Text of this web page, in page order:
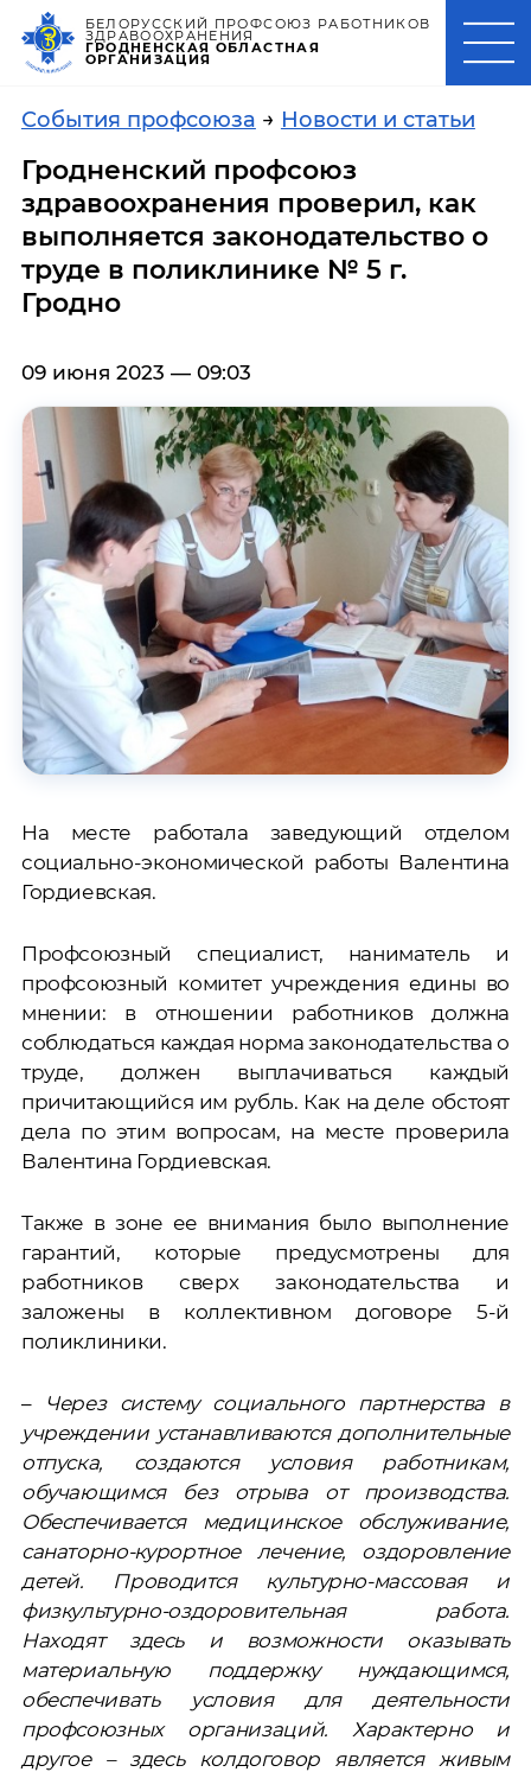
БЕЛОРУССКИЙ ПРОФСОЮЗ РАБОТНИКОВ
ЗДРАВООХРАНЕНИЯ
ГРОДНЕНСКАЯ ОБЛАСТНАЯ
ОРГАНИЗАЦИЯ
События профсоюза → Новости и статьи
Гродненский профсоюз
здравоохранения проверил, как
выполняется законодательство о
труде в поликлинике № 5 г.
Гродно
09 июня 2023 — 09:03
На месте работала заведующий отделом
социально-экономической работы Валентина
Гордиевская.
Профсоюзный специалист, наниматель и
профсоюзный комитет учреждения едины во
мнении: в отношении работников должна
соблюдаться каждая норма законодательства о
труде, должен выплачиваться каждый
причитающийся им рубль. Как на деле обстоят
дела по этим вопросам, на месте проверила
Валентина Гордиевская.
Также в зоне ее внимания было выполнение
гарантий, которые предусмотрены для
работников сверх законодательства и
заложены в коллективном договоре 5-й
поликлиники.
–
Через систему социального партнерства в
учреждении устанавливаются дополнительные
отпуска, создаются условия работникам,
обучающимся без отрыва от производства.
Обеспечивается медицинское обслуживание,
санаторно-курортное лечение, оздоровление
детей. Проводится культурно-массовая и
физкультурно-оздоровительная работа.
Находят здесь и возможности оказывать
материальную поддержку нуждающимся,
обеспечивать условия для деятельности
профсоюзных организаций. Характерно и
другое – здесь колдоговор является живым